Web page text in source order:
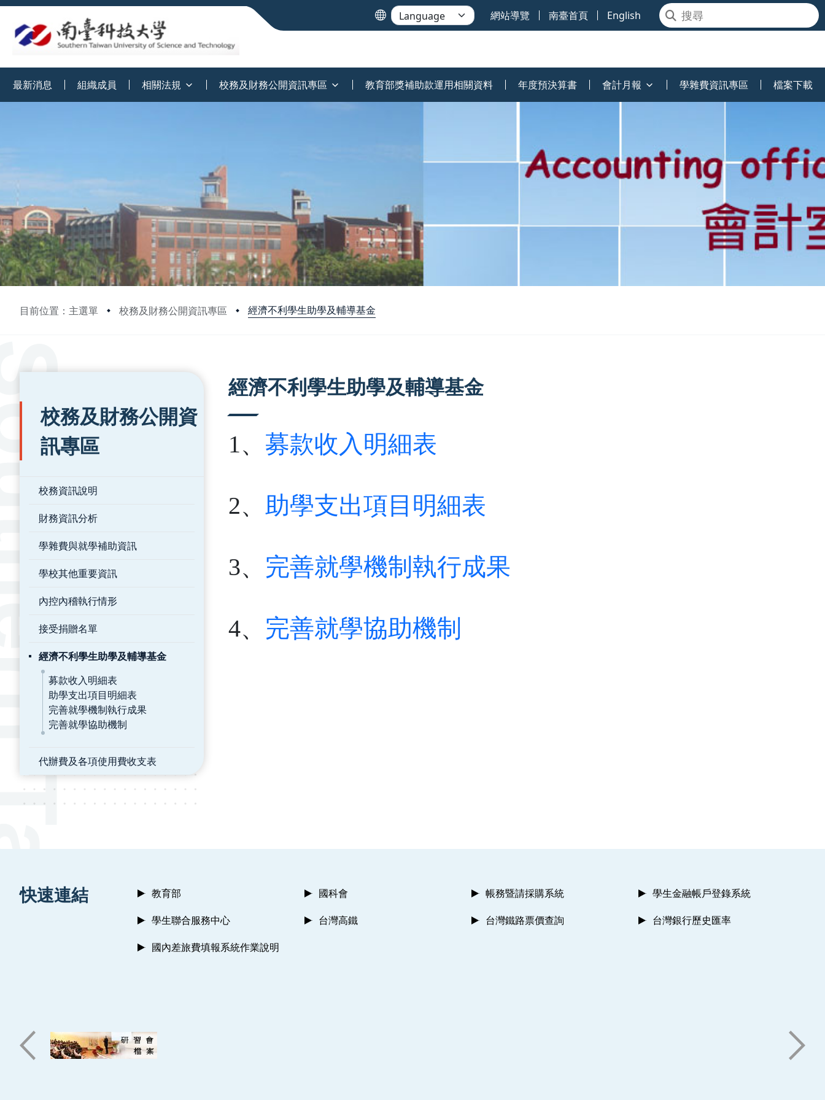
網站導覽 南臺首頁 English
最新消息 組織成員 相關法規 校務及財務公開資訊專區 教育部獎補助款運用相關資料 年度預決算書 會計月報 學雜費資訊專區 檔案下載
目前位置：主選單 校務及財務公開資訊專區 經濟不利學生助學及輔導基金
:::
校務及財務公開資
訊專區
校務資訊說明
財務資訊分析
學雜費與就學補助資訊
學校其他重要資訊
內控內稽執行情形
接受捐贈名單
經濟不利學生助學及輔導基金
募款收入明細表
助學支出項目明細表
完善就學機制執行成果
完善就學協助機制
代辦費及各項使用費收支表
經濟不利學生助學及輔導基金
1、 募款收入明細表
2、 助學支出項目明細表
3、 完善就學機制 執行成果
4、 完善就學協助機制
快速連結 教育部 國科會 帳務暨請採購系統
學生金融帳戶登錄系統
學生聯合服務中心
台灣高鐵 台灣鐵路票價查詢
台灣銀行歷史匯率
國內差旅費填報系統作業說明